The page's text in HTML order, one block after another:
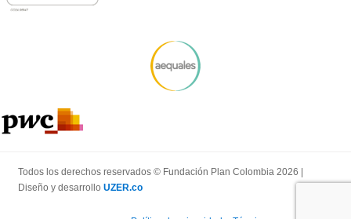
Todos los derechos reservados © Fundación Plan Colombia 2026 |
Diseño y desarrollo UZER.co